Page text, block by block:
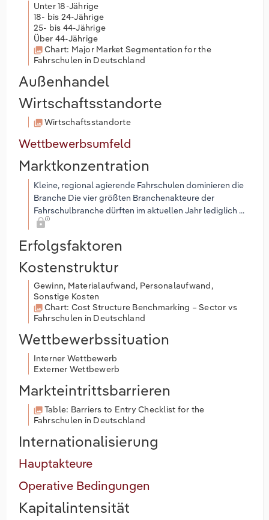
Unter 18-Jährige
18- bis 24-Jährige
25- bis 44-Jährige
Über 44-Jährige
Chart: Major Market Segmentation for the
Fahrschulen in Deutschland
Außenhandel
Wirtschaftsstandorte
Wirtschaftsstandorte
Wettbewerbsumfeld
Marktkonzentration
Kleine, regional agierende Fahrschulen dominieren die
Branche Die vier größten Branchenakteure der
Fahrschulbranche dürften im aktuellen Jahr lediglich ...
Erfolgsfaktoren
Kostenstruktur
Gewinn, Materialaufwand, Personalaufwand,
Sonstige Kosten
Chart: Cost Structure Benchmarking – Sector vs
Fahrschulen in Deutschland
Wettbewerbssituation
Interner Wettbewerb
Externer Wettbewerb
Markteintrittsbarrieren
Table: Barriers to Entry Checklist for the
Fahrschulen in Deutschland
Internationalisierung
Hauptakteure
Operative Bedingungen
Kapitalintensität